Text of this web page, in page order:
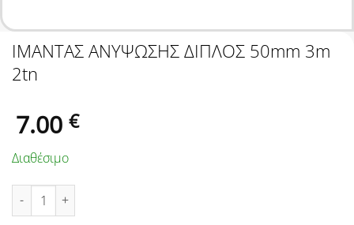
ΙΜΑΝΤΑΣ ΑΝΥΨΩΣΗΣ ΔΙΠΛΟΣ 50mm 3m
2tn
7.00 €
Διαθέσιμο
ΙΜΑΝΤΑΣ ΑΝΥΨΩΣΗΣ ΔΙΠΛΟΣ 50mm 3m 2tn ποσότητα